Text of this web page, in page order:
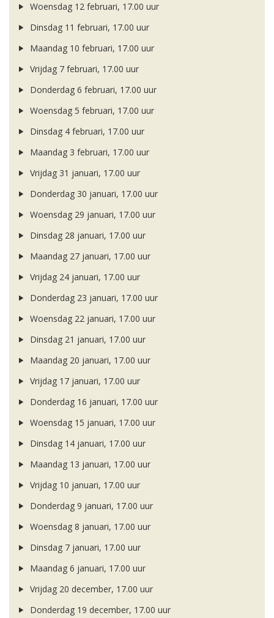
Woensdag 12 februari, 17.00 uur
Dinsdag 11 februari, 17.00 uur
Maandag 10 februari, 17.00 uur
Vrijdag 7 februari, 17.00 uur
Donderdag 6 februari, 17.00 uur
Woensdag 5 februari, 17.00 uur
Dinsdag 4 februari, 17.00 uur
Maandag 3 februari, 17.00 uur
Vrijdag 31 januari, 17.00 uur
Donderdag 30 januari, 17.00 uur
Woensdag 29 januari, 17.00 uur
Dinsdag 28 januari, 17.00 uur
Maandag 27 januari, 17.00 uur
Vrijdag 24 januari, 17.00 uur
Donderdag 23 januari, 17.00 uur
Woensdag 22 januari, 17.00 uur
Dinsdag 21 januari, 17.00 uur
Maandag 20 januari, 17.00 uur
Vrijdag 17 januari, 17.00 uur
Donderdag 16 januari, 17.00 uur
Woensdag 15 januari, 17.00 uur
Dinsdag 14 januari, 17.00 uur
Maandag 13 januari, 17.00 uur
Vrijdag 10 januari, 17.00 uur
Donderdag 9 januari, 17.00 uur
Woensdag 8 januari, 17.00 uur
Dinsdag 7 januari, 17.00 uur
Maandag 6 januari, 17.00 uur
Vrijdag 20 december, 17.00 uur
Donderdag 19 december, 17.00 uur